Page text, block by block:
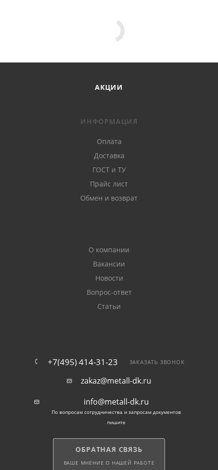
АКЦИИ
ИНФОРМАЦИЯ
Оплата
Доставка
ГОСТ и ТУ
Прайс лист
Обмен и возврат
О компании
Вакансии
Новости
Вопрос-ответ
Статьи
+7(495) 414-31-23 ЗАКАЗАТЬ ЗВОНОК
zakaz@metall-dk.ru
info@metall-dk.ru
По вопросам сотрудничества и запросам документов
пишите
ОБРАТНАЯ СВЯЗЬ
ВАШЕ МНЕНИЕ О НАШЕЙ РАБОТЕ